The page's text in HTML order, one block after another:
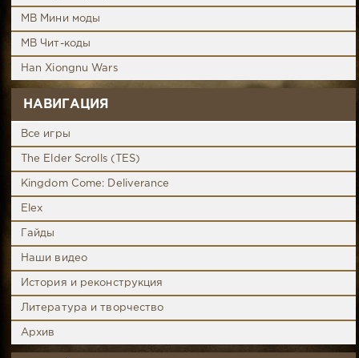
MB Мини моды
MB Чит-коды
Han Xiongnu Wars
НАВИГАЦИЯ
Все игры
The Elder Scrolls (TES)
Kingdom Come: Deliverance
Elex
Гайды
Наши видео
История и реконструкция
Литература и творчество
Архив